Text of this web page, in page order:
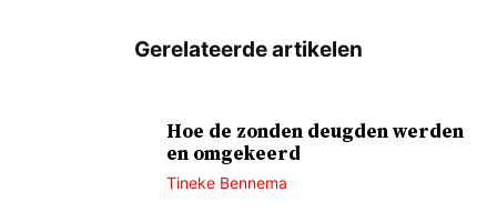
Hoe de zonden deugden werden
en omgekeerd
Tineke Bennema